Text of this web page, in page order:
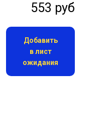
553 руб
Добавить
в лист
ожидания